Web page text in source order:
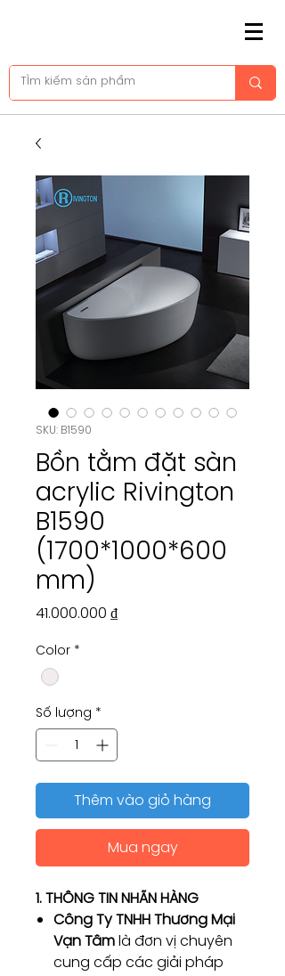
SKU: B1590
Bồn tằm đặt sàn
acrylic Rivington
B1590
(1700*1000*600
mm)
41.000.000 ₫Giá
Color *
Số lượng *
Thêm vào giỏ hàng
Mua ngay
1. THÔNG TIN NHÃN HÀNG
Công Ty TNHH Thương Mại
Vạn Tâmlà đơn vị chuyên
cung cấp các giải pháp